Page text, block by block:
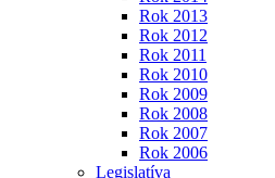
Rok 2013
Rok 2012
Rok 2011
Rok 2010
Rok 2009
Rok 2008
Rok 2007
Rok 2006
Legislatíva